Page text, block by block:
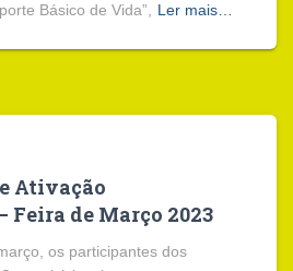
Básico de Vida”,
Ler mais…
Ativação
Feira de Março 2023
os participantes dos